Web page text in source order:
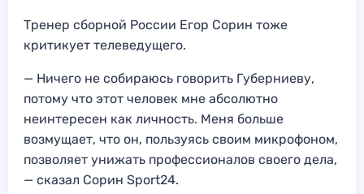
Тренер сборной России Егор Сорин тоже
критикует телеведущего.
— Ничего не собираюсь говорить Губерниеву,
потому что этот человек мне абсолютно
неинтересен как личность. Меня больше
возмущает, что он, пользуясь своим микрофоном,
позволяет унижать профессионалов своего дела,
— сказал Сорин Sport24.